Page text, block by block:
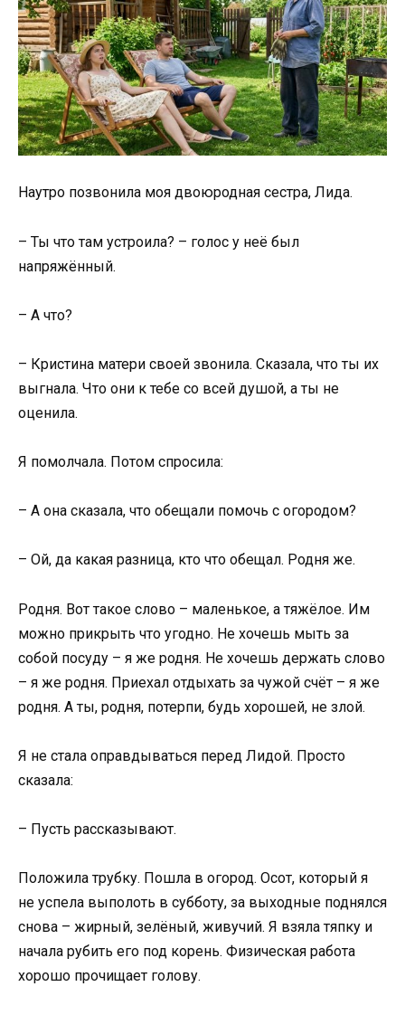
Наутро позвонила моя двоюродная сестра, Лида.
– Ты что там устроила? – голос у неё был
напряжённый.
– А что?
– Кристина матери своей звонила. Сказала, что ты их
выгнала. Что они к тебе со всей душой, а ты не
оценила.
Я помолчала. Потом спросила:
– А она сказала, что обещали помочь с огородом?
– Ой, да какая разница, кто что обещал. Родня же.
Родня. Вот такое слово – маленькое, а тяжёлое. Им
можно прикрыть что угодно. Не хочешь мыть за
собой посуду – я же родня. Не хочешь держать слово
– я же родня. Приехал отдыхать за чужой счёт – я же
родня. А ты, родня, потерпи, будь хорошей, не злой.
Я не стала оправдываться перед Лидой. Просто
сказала:
– Пусть рассказывают.
Положила трубку. Пошла в огород. Осот, который я
не успела выполоть в субботу, за выходные поднялся
снова – жирный, зелёный, живучий. Я взяла тяпку и
начала рубить его под корень. Физическая работа
хорошо прочищает голову.